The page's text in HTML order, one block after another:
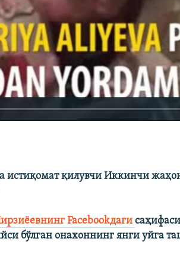
истиқомат қилувчи Иккинчи
Facebookдаги
бўлган онахоннинг янги уйга